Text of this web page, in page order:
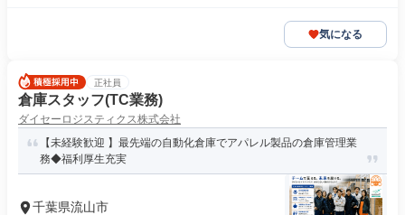
気になる
正社員
倉庫スタッフ(TC業務)
ダイセーロジスティクス株式会社
【未経験歓迎 】最先端の自動化倉庫でアパレル製品の倉庫管理業
務◆福利厚生充実
千葉県流山市